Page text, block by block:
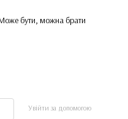
бути, можна брати
Увійти за допомогою